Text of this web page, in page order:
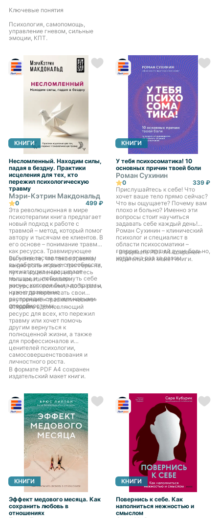
Ключевые понятия
Психология, самопомощь,
управление гневом, сильные
эмоции, КПТ.
КНИГИ
Несломленный. Находим силы,
падая в бездну. Практики
исцеления для тех, кто
пережил психологическую
травму
Мэри-Кэтрин Макдональд
0
499 ₽
Эта революционная в мире
психотерапии книга предлагает
новый подход к работе с
травмой – метод, который помог
автору и тысячам ее клиентов. В
его основе – понимание травмы
как ресурса. Травмирующее
событие заставляет организм
выработать новые способности,
как нагрузка наращивает
мышцы, и, чтобы вернуть себе
жизнь, которая была до травмы,
нужно правильно
распорядиться этими новыми
способностями.
Вы узнаете, что такое травма,
какую роль играют триггеры на
пути к исцелению, научитесь
пользоваться новыми
ресурсами психики, чтобы раз и
навсегда переписать свои
внутренние «травматические»
истории.
Откройте вдохновляющий
ресурс для всех, кто пережил
травму или хочет помочь
другим вернуться к
полноценной жизни, а также
для профессионалов и
ценителей психологии,
самосовершенствования и
личностного роста.
В формате PDF A4 сохранен
издательский макет книги.
КНИГИ
У тебя психосоматика! 10
основных причин твоей боли
Роман Сухинин
0
339 ₽
Прислушайтесь к себе! Что
хочет ваше тело прямо сейчас?
Что вы ощущаете? Почему вам
плохо и больно? Именно эти
вопросы стоит научиться
задавать себе каждый день!
Роман Сухинин – клинический
психолог и специалист в
области психосоматики –
говорит, что вашей душе больно,
когда она раз за разом
-В формате PDF A4 сохранен
издательский макет книги.
КНИГИ
Эффект медового месяца. Как
сохранить любовь в
отношениях
КНИГИ
Повернись к себе. Как
наполниться нежностью и
смыслом